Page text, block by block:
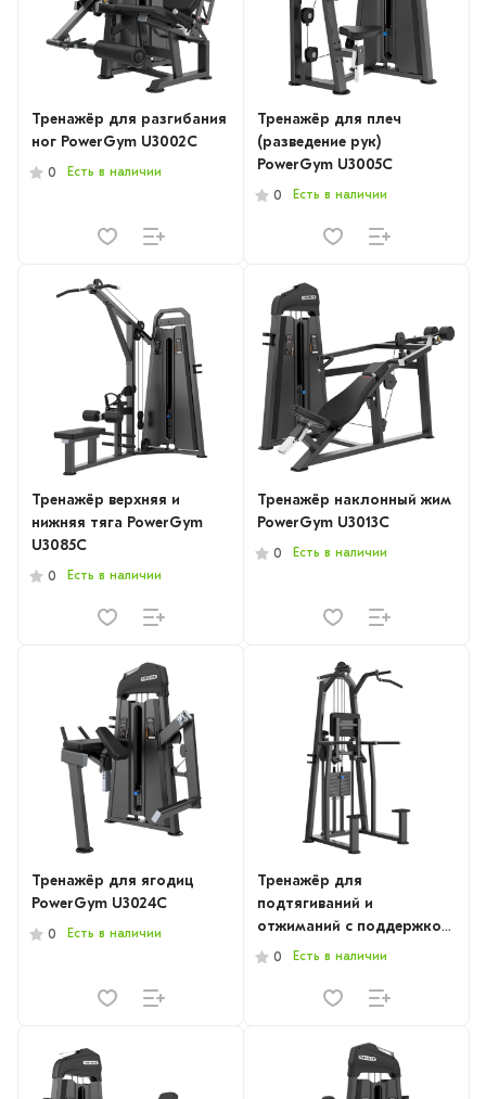
Тренажёр для разгибания
ног PowerGym U3002C
0 Есть в наличии
Тренажёр для плеч
(разведение рук)
PowerGym U3005C
0 Есть в наличии
Тренажёр верхняя и
нижняя тяга PowerGym
U3085C
0 Есть в наличии
Тренажёр наклонный жим
PowerGym U3013C
0 Есть в наличии
Тренажёр для ягодиц
PowerGym U3024C
0 Есть в наличии
Тренажёр для
подтягиваний и
отжиманий с поддержкой
PowerGym U3009
0 Есть в наличии